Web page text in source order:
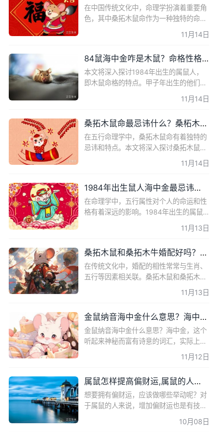
在中国传统文化中，命理学扮演着重要角
色，其中桑拓木鼠命作为一种独特的命理
价值。本文将深入探讨桑拓木鼠命的来
11月14日
84鼠海中金咋是木鼠？命格性格运势解析
本文将深入探讨1984年出生的属鼠人，
即木鼠命格的特点。甲子年出生的他们，
天干甲木，地支子水，水木相生，拥有海
中金命格。我们将分析木鼠的性格特点、
11月14日
桑拓木鼠命最忌讳什么？桑柘木鼠是哪一年出生的？
在五行命理学中，桑拓木鼠命有着独特的
忌讳和特点。本文将深入探讨桑拓木鼠命
在人际关系、五行缺失以及颜色忌讳等方
面的具?，帮助读者更好地理解和应对生
11月14日
1984年出生鼠人海中金最忌讳三件事
在命理学中，五行属性对个人的命运和性
格有着深远的影响。1984年出生的属鼠
中有哪些需要特别注意的忌讳呢？本文将
11月13日
桑拓木鼠和桑拓木牛婚配好吗？性格与运势分析
在传统文化中，婚配的相性常常与生肖、
五行等因素相关联。桑拓木鼠和桑拓木
牛，分别指1972年和1973年出生的人，
他们的婚配是否合适，是许多人关心的话
11月13日
金鼠纳音海中金什么意思？海中金命的优点与缺点
金鼠纳音海中金什么意思？海中金，这个
听起来神秘而富有诗意的词汇，实际上是
中国传统命理学中对特定出生年份的人的
一种描述。它涉及到五行学说中的金元
11月12日
属鼠怎样提高偏财运,属鼠的人转运最好的方法
想要拥有偏财运，应该做哪些举动呢？对
于属鼠的人来说，增加偏财运也是有技巧
的方法，让您在未来拥有更好的财运。 摆
10月08日